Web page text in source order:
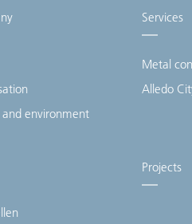
and environment
Services
Metal
Alledo
Projects